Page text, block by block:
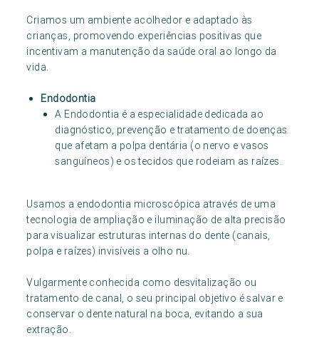
Criamos um ambiente acolhedor e adaptado às
crianças, promovendo experiências positivas que
incentivam a manutenção da saúde oral ao longo da
vida.
Endodontia
A Endodontia é a especialidade dedicada ao
diagnóstico, prevenção e tratamento de doenças
que afetam a polpa dentária (o nervo e vasos
sanguíneos) e os tecidos que rodeiam as raízes.
Usamos a endodontia microscópica através de uma
tecnologia de ampliação e iluminação de alta precisão
para visualizar estruturas internas do dente (canais,
polpa e raízes) invisíveis a olho nu.
Vulgarmente conhecida como desvitalização ou
tratamento de canal, o seu principal objetivo é salvar e
conservar o dente natural na boca, evitando a sua
extração.